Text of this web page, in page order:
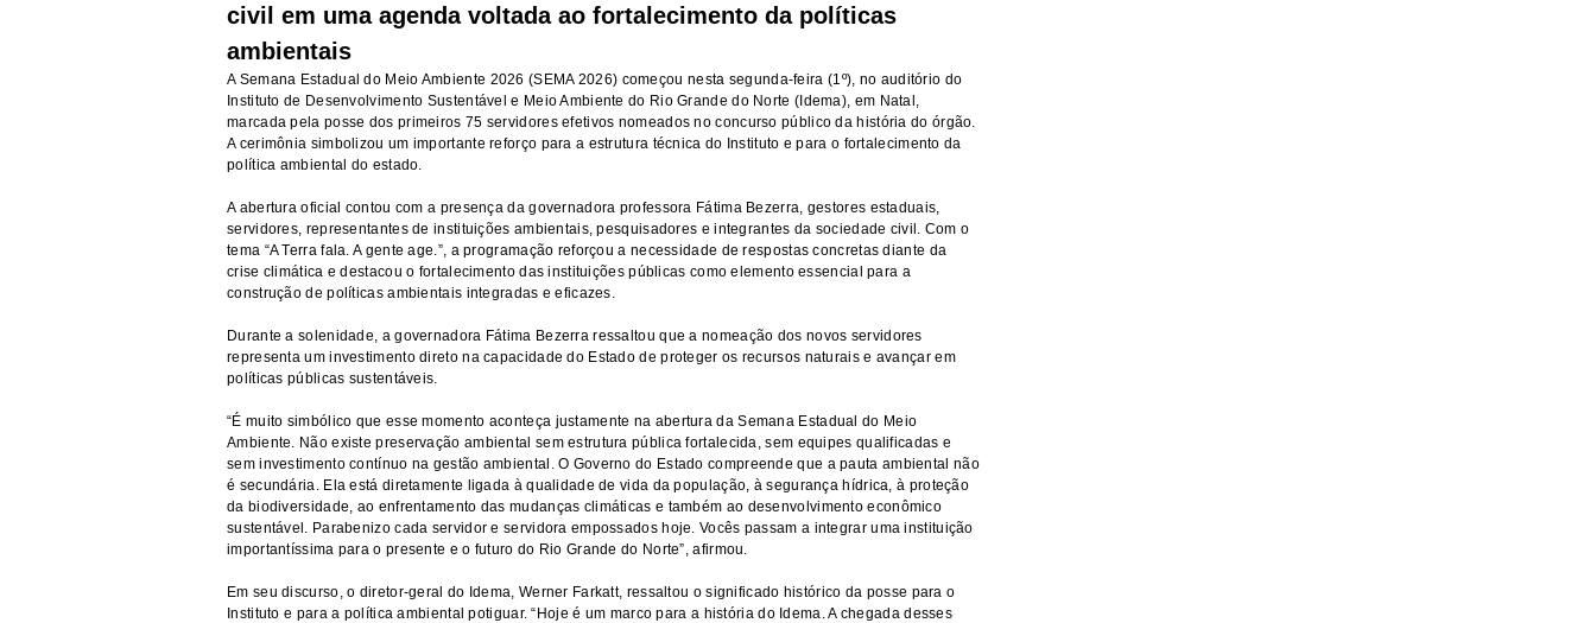
civil em uma agenda voltada ao fortalecimento da políticas
ambientais
A Semana Estadual do Meio Ambiente 2026 (SEMA 2026) começou nesta segunda-feira (1º), no auditório do
Instituto de Desenvolvimento Sustentável e Meio Ambiente do Rio Grande do Norte (Idema), em Natal,
marcada pela posse dos primeiros 75 servidores efetivos nomeados no concurso público da história do órgão.
A cerimônia simbolizou um importante reforço para a estrutura técnica do Instituto e para o fortalecimento da
política ambiental do estado.
A abertura oficial contou com a presença da governadora professora Fátima Bezerra, gestores estaduais,
servidores, representantes de instituições ambientais, pesquisadores e integrantes da sociedade civil. Com o
tema “A Terra fala. A gente age.”, a programação reforçou a necessidade de respostas concretas diante da
crise climática e destacou o fortalecimento das instituições públicas como elemento essencial para a
construção de políticas ambientais integradas e eficazes.
Durante a solenidade, a governadora Fátima Bezerra ressaltou que a nomeação dos novos servidores
representa um investimento direto na capacidade do Estado de proteger os recursos naturais e avançar em
políticas públicas sustentáveis.
“É muito simbólico que esse momento aconteça justamente na abertura da Semana Estadual do Meio
Ambiente. Não existe preservação ambiental sem estrutura pública fortalecida, sem equipes qualificadas e
sem investimento contínuo na gestão ambiental. O Governo do Estado compreende que a pauta ambiental não
é secundária. Ela está diretamente ligada à qualidade de vida da população, à segurança hídrica, à proteção
da biodiversidade, ao enfrentamento das mudanças climáticas e também ao desenvolvimento econômico
sustentável. Parabenizo cada servidor e servidora empossados hoje. Vocês passam a integrar uma instituição
importantíssima para o presente e o futuro do Rio Grande do Norte”, afirmou.
Em seu discurso, o diretor-geral do Idema, Werner Farkatt, ressaltou o significado histórico da posse para o
Instituto e para a política ambiental potiguar. “Hoje é um marco para a história do Idema. A chegada desses